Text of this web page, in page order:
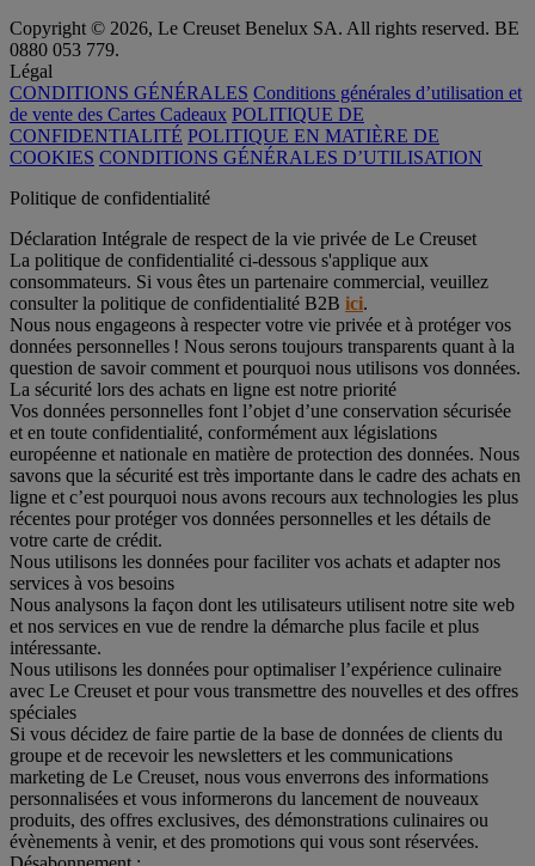
Copyright © 2026, Le Creuset Benelux SA. All rights reserved. BE
0880 053 779.
Légal
CONDITIONS GÉNÉRALES Conditions générales d’utilisation et
de vente des Cartes Cadeaux POLITIQUE DE
CONFIDENTIALITÉ POLITIQUE EN MATIÈRE DE
COOKIES CONDITIONS GÉNÉRALES D’UTILISATION
Politique de confidentialité
Déclaration Intégrale de respect de la vie privée de Le Creuset
La politique de confidentialité ci-dessous s'applique aux
consommateurs. Si vous êtes un partenaire commercial, veuillez
consulter la politique de confidentialité B2B ici.
Nous nous engageons à respecter votre vie privée et à protéger vos
données personnelles ! Nous serons toujours transparents quant à la
question de savoir comment et pourquoi nous utilisons vos données.
La sécurité lors des achats en ligne est notre priorité
Vos données personnelles font l’objet d’une conservation sécurisée
et en toute confidentialité, conformément aux législations
européenne et nationale en matière de protection des données. Nous
savons que la sécurité est très importante dans le cadre des achats en
ligne et c’est pourquoi nous avons recours aux technologies les plus
récentes pour protéger vos données personnelles et les détails de
votre carte de crédit.
Nous utilisons les données pour faciliter vos achats et adapter nos
services à vos besoins
Nous analysons la façon dont les utilisateurs utilisent notre site web
et nos services en vue de rendre la démarche plus facile et plus
intéressante.
Nous utilisons les données pour optimaliser l’expérience culinaire
avec Le Creuset et pour vous transmettre des nouvelles et des offres
spéciales
Si vous décidez de faire partie de la base de données de clients du
groupe et de recevoir les newsletters et les communications
marketing de Le Creuset, nous vous enverrons des informations
personnalisées et vous informerons du lancement de nouveaux
produits, des offres exclusives, des démonstrations culinaires ou
évènements à venir, et des promotions qui vous sont réservées.